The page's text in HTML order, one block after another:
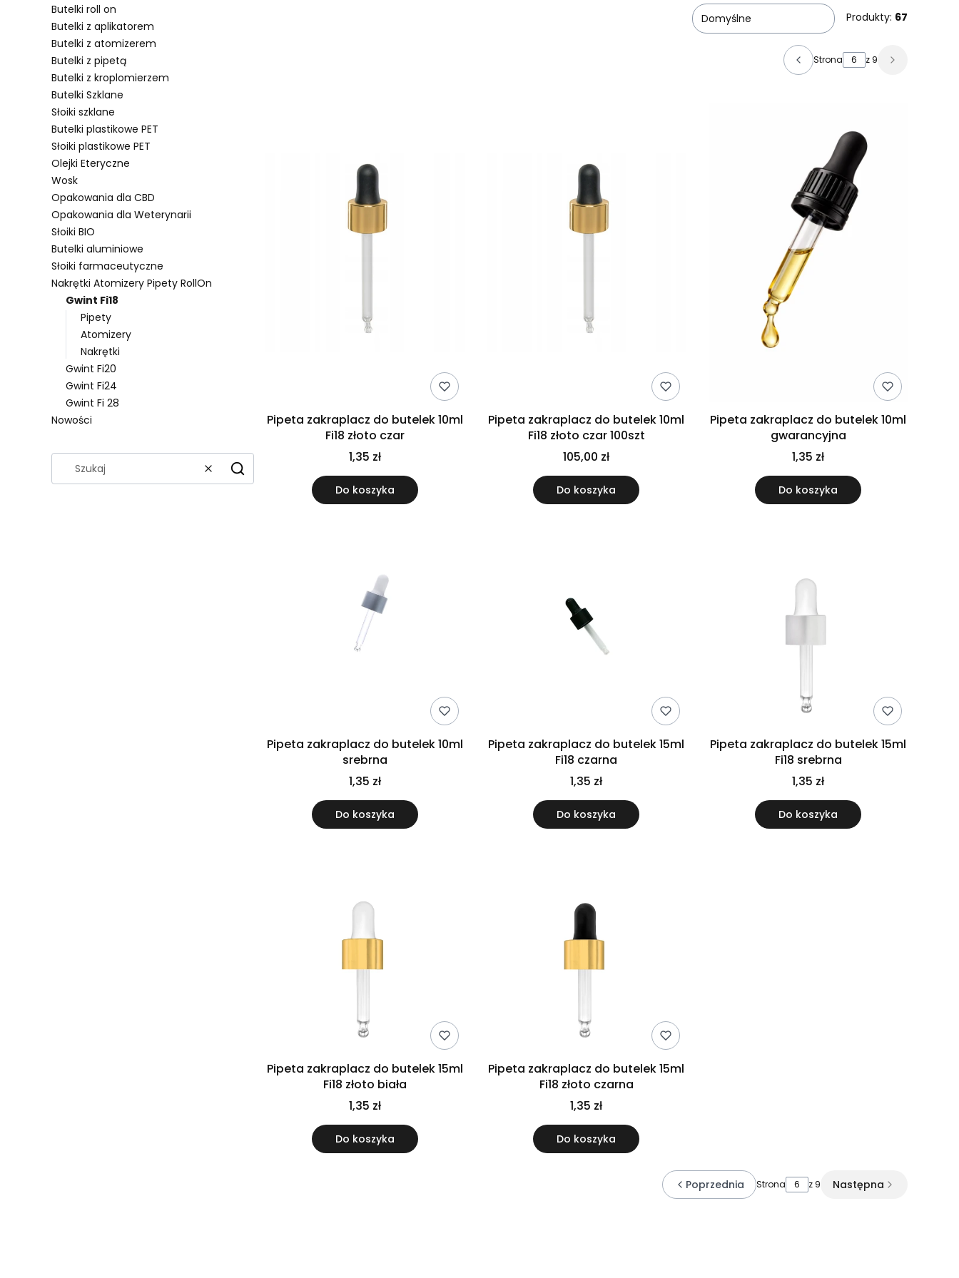
Butelki roll on
Butelki z aplikatorem
Butelki z atomizerem
Butelki z pipetą
Butelki z kroplomierzem
Butelki Szklane
Słoiki szklane
Butelki plastikowe PET
Słoiki plastikowe PET
Olejki Eteryczne
Wosk
Opakowania dla CBD
Opakowania dla Weterynarii
Słoiki BIO
Butelki aluminiowe
Słoiki farmaceutyczne
Nakrętki Atomizery Pipety RollOn
Gwint Fi18
Pipety
Atomizery
Nakrętki
Gwint Fi20
Gwint Fi24
Gwint Fi 28
Nowości
WyczyśćSzukaj
Domyślne Produkty: 67
Strona z 9
Pipeta zakraplacz do butelek 10ml
Fi18 złoto czar
1,35 zł
Do koszyka
Pipeta zakraplacz do butelek 10ml
Fi18 złoto czar 100szt
105,00 zł
Do koszyka
Pipeta zakraplacz do butelek 10ml
gwarancyjna
1,35 zł
Do koszyka
Pipeta zakraplacz do butelek 10ml
srebrna
1,35 zł
Do koszyka
Pipeta zakraplacz do butelek 15ml
Fi18 czarna
1,35 zł
Do koszyka
Pipeta zakraplacz do butelek 15ml
Fi18 srebrna
1,35 zł
Do koszyka
Pipeta zakraplacz do butelek 15ml
Fi18 złoto biała
1,35 zł
Do koszyka
Pipeta zakraplacz do butelek 15ml
Fi18 złoto czarna
1,35 zł
Do koszyka
Poprzednia Strona z 9 Następna